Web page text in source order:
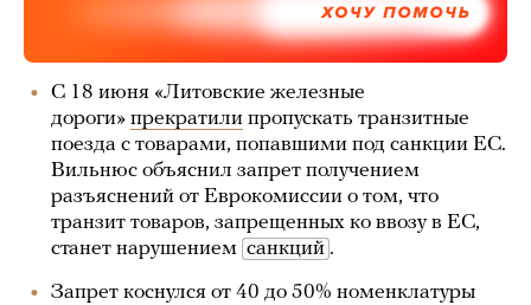
ХОЧУ ПОМОЧЬ
С 18 июня «Литовские железные
дороги» прекратили пропускать транзитные
поезда с товарами, попавшими под санкции ЕС.
Вильнюс объяснил запрет получением
разъяснений от Еврокомиссии о том, что
транзит товаров, запрещенных ко ввозу в ЕС,
станет нарушением санкций .
Запрет коснулся от 40 до 50% номенклатуры